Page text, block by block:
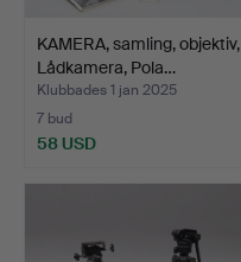
KAMERA, samling, objektiv,
Lådkamera, Pola…
Klubbades 1 jan 2025
7 bud
58 USD